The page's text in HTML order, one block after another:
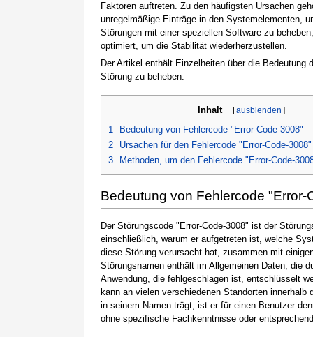
Faktoren auftreten. Zu den häufigsten Ursachen
unregelmäßige Einträge in den Systemelementen,
Störungen mit einer speziellen Software zu
optimiert, um die Stabilität wiederherzustellen.
Der Artikel enthält Einzelheiten über die
Störung zu beheben.
Inhalt [ausblenden ]
1
Bedeutung von Fehlercode "Error-Code-3008"
2
Ursachen für den Fehlercode "Error-Code-3008"
3
Methoden, um den Fehlercode "Error-Code-
Bedeutung von Fehlercode "Error-
Der Störungscode "Error-Code-3008" ist der
einschließlich, warum er aufgetreten ist, welche
diese Störung verursacht hat, zusammen mit
Störungsnamen enthält im Allgemeinen Daten, die
Anwendung, die fehlgeschlagen ist, entschlüsselt
kann an vielen verschiedenen Standorten
in seinem Namen trägt, ist er für einen Benutzer
ohne spezifische Fachkenntnisse oder